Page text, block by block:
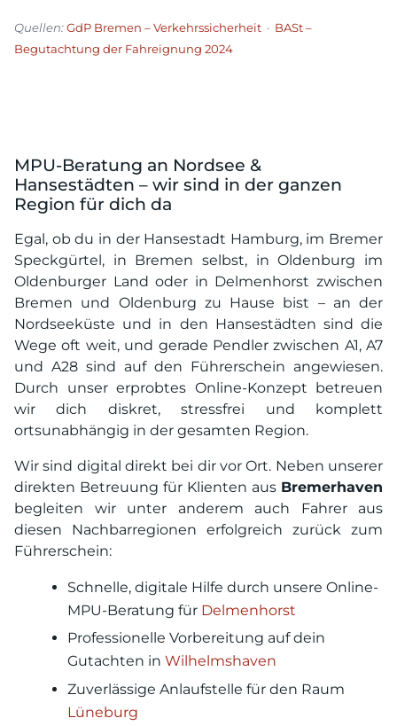
Quellen:GdP Bremen – Verkehrssicherheit · BASt –
Begutachtung der Fahreignung 2024
MPU-Beratung an Nordsee &
Hansestädten – wir sind in der ganzen
Region für dich da
Egal, ob du in der Hansestadt Hamburg, im Bremer
Speckgürtel, in Bremen selbst, in Oldenburg im
Oldenburger Land oder in Delmenhorst zwischen
Bremen und Oldenburg zu Hause bist – an der
Nordseeküste und in den Hansestädten sind die
Wege oft weit, und gerade Pendler zwischen A1, A7
und A28 sind auf den Führerschein angewiesen.
Durch unser erprobtes Online-Konzept betreuen
wir dich diskret, stressfrei und komplett
ortsunabhängig in der gesamten Region.
Wir sind digital direkt bei dir vor Ort. Neben unserer
direkten Betreuung für Klienten aus Bremerhaven
begleiten wir unter anderem auch Fahrer aus
diesen Nachbarregionen erfolgreich zurück zum
Führerschein:
Schnelle, digitale Hilfe durch unsere Online-
MPU-Beratung für Delmenhorst
Professionelle Vorbereitung auf dein
Gutachten in Wilhelmshaven
Zuverlässige Anlaufstelle für den Raum
Lüneburg